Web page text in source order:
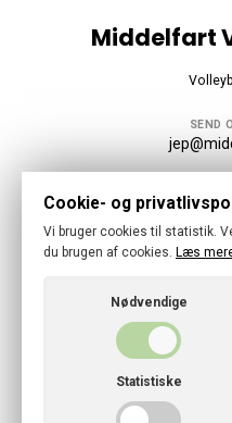
Middelfart
SEND
© 2026 ·
Cookies-
Cookie- og
Vi bruger cookies til statistik.
du brugen af cookies. Læs
Nødvendige
Statistiske